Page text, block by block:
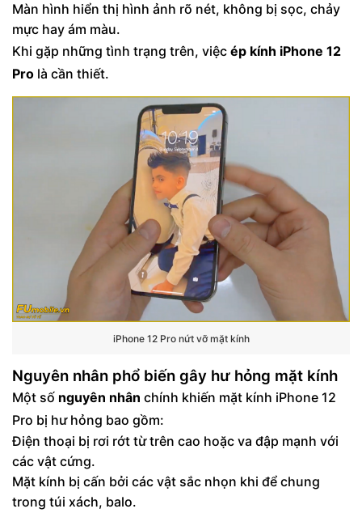
Màn hình hiển thị hình ảnh rõ nét, không bị sọc, chảy
mực hay ám màu.
Khi gặp những tình trạng trên, việc ép kính iPhone 12
Pro là cần thiết.
iPhone 12 Pro nứt vỡ mặt kính
Nguyên nhân phổ biến gây hư hỏng mặt kính
Một số nguyên nhân chính khiến mặt kính iPhone 12
Pro bị hư hỏng bao gồm:
Điện thoại bị rơi rớt từ trên cao hoặc va đập mạnh với
các vật cứng.
Mặt kính bị cấn bởi các vật sắc nhọn khi để chung
trong túi xách, balo.